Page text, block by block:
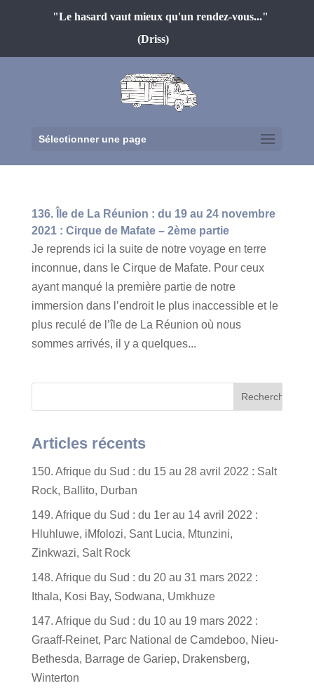
"Le hasard vaut mieux qu'un rendez-vous..."
(Driss)
Sélectionner une page
136. Île de La Réunion : du 19 au 24 novembre
2021 : Cirque de Mafate – 2ème partie
Je reprends ici la suite de notre voyage en terre
inconnue, dans le Cirque de Mafate. Pour ceux
ayant manqué la première partie de notre
immersion dans l’endroit le plus inaccessible et le
plus reculé de l’île de La Réunion où nous
sommes arrivés, il y a quelques...
Articles récents
150. Afrique du Sud : du 15 au 28 avril 2022 : Salt
Rock, Ballito, Durban
149. Afrique du Sud : du 1er au 14 avril 2022 :
Hluhluwe, iMfolozi, Sant Lucia, Mtunzini,
Zinkwazi, Salt Rock
148. Afrique du Sud : du 20 au 31 mars 2022 :
Ithala, Kosi Bay, Sodwana, Umkhuze
147. Afrique du Sud : du 10 au 19 mars 2022 :
Graaff-Reinet, Parc National de Camdeboo, Nieu-
Bethesda, Barrage de Gariep, Drakensberg,
Winterton